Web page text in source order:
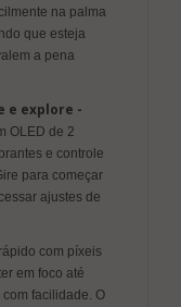
na palma
que esteja
a pena
e explore -
OLED de 2
e controle
para começar
ajustes de
com píxeis
em foco até
facilidade. O